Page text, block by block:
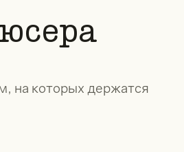
на которых держатся